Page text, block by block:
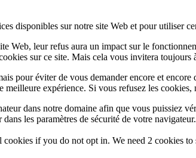
disponibles sur notre site Web et pour utiliser
Web, leur refus aura un impact sur le
sur ce site. Mais cela vous invitera
pour éviter de vous demander encore et
expérience. Si vous refusez les
dans notre domaine afin que vous puissiez
les paramètres de sécurité de votre navigateur.
cookies if you do not opt in. We need 2 cookies